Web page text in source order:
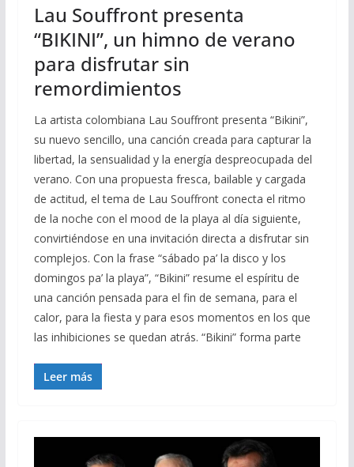
Lau Souffront presenta
“BIKINI”, un himno de verano
para disfrutar sin
remordimientos
La artista colombiana Lau Souffront presenta “Bikini”,
su nuevo sencillo, una canción creada para capturar la
libertad, la sensualidad y la energía despreocupada del
verano. Con una propuesta fresca, bailable y cargada
de actitud, el tema de Lau Souffront conecta el ritmo
de la noche con el mood de la playa al día siguiente,
convirtiéndose en una invitación directa a disfrutar sin
complejos. Con la frase “sábado pa’ la disco y los
domingos pa’ la playa”, “Bikini” resume el espíritu de
una canción pensada para el fin de semana, para el
calor, para la fiesta y para esos momentos en los que
las inhibiciones se quedan atrás. “Bikini” forma parte
Leer más